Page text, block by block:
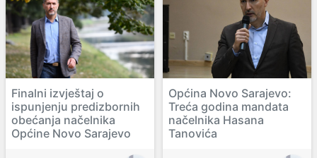
Finalni izvještaj o
ispunjenju predizbornih
obećanja načelnika
Općine Novo Sarajevo
Općina Novo Sarajevo:
Treća godina mandata
načelnika Hasana
Tanovića